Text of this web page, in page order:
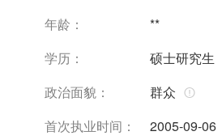
年龄：
**
学历：
硕士研究生
政治面貌：
群众
首次执业时间：
2005-09-06